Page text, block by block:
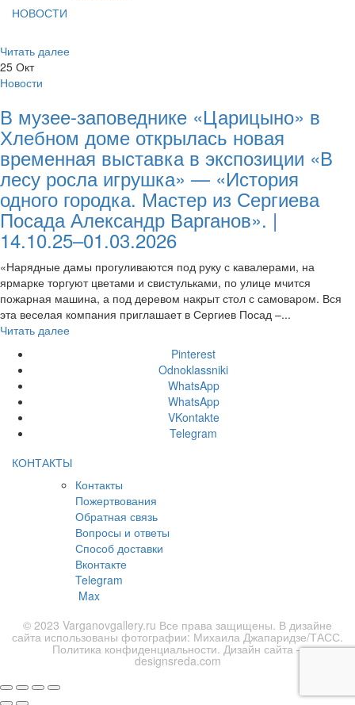
НОВОСТИ
Читать далее
25 Окт
Новости
В музее-заповеднике «Царицыно» в
Хлебном доме открылась новая
временная выставка в экспозиции «В
лесу росла игрушка» — «История
одного городка. Мастер из Сергиева
Посада Александр Варганов». |
14.10.25–01.03.2026
«Нарядные дамы прогуливаются под руку с кавалерами, на
ярмарке торгуют цветами и свистульками, по улице мчится
пожарная машина, а под деревом накрыт стол с самоваром. Вся
эта веселая компания приглашает в Сергиев Посад –...
Читать далее
Pinterest
Odnoklassniki
WhatsApp
WhatsApp
VKontakte
Telegram
КОНТАКТЫ
Контакты
Пожертвования
Обратная связь
Вопросы и ответы
Способ доставки
Вконтакте
Telegram
Max
© 2023 Varganovgallery.ru Все права защищены. В дизайне
сайта использованы фотографии: Михаила Джапаридзе/ТАСС.
Политика конфиденциальности. Дизайн сайта –
designsreda.com